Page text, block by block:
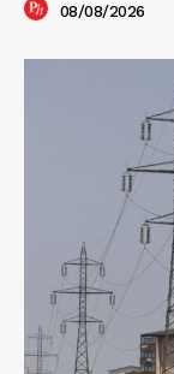
08/08/2026